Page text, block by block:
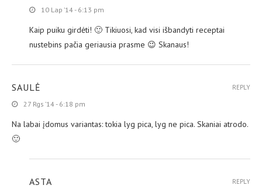
10 Lap ’14 - 6:13 pm
Kaip puiku girdėti! 🙂 Tikiuosi, kad visi išbandyti receptai
nustebins pačia geriausia prasme 😉 Skanaus!
SAULĖ
27 Rgs ’14 - 6:18 pm
Na labai įdomus variantas: tokia lyg pica, lyg ne pica. Skaniai atrodo.
🙂
REPLY
ASTA REPLY